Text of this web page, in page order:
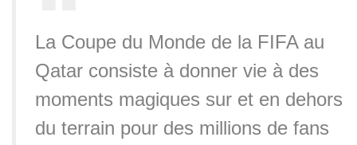
La Coupe du Monde de la FIFA au
Qatar consiste à donner vie à des
moments magiques sur et en dehors
du terrain pour des millions de fans